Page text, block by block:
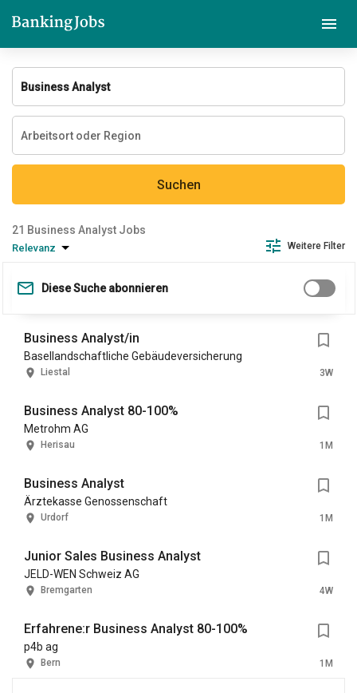
Suchen
Business Analyst Jobs
Relevanz Weitere Filter
Diese Suche abonnieren
Business Analyst/in
Basellandschaftliche Gebäudeversicherung
Liestal 3W
Business Analyst 80-100%
Metrohm AG
Herisau 1M
Business Analyst
Ärztekasse Genossenschaft
Urdorf 1M
Junior Sales Business Analyst
JELD-WEN Schweiz AG
Bremgarten 4W
Erfahrene:r Business Analyst 80-100%
p4b ag
Bern 1M